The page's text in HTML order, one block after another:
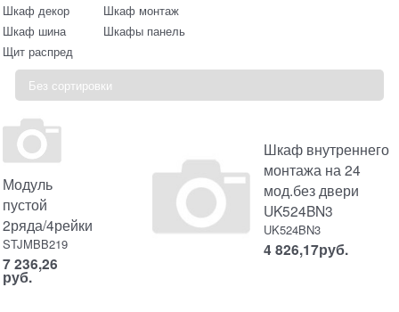
Шкаф декор
Шкаф монтаж
Шкаф шина
Шкафы панель
Щит распред
Модуль
пустой
2ряда/4рейки
STJMBB219
7 236,26
руб.
Шкаф внутреннего
монтажа на 24
мод.без двери
UK524BN3
UK524BN3
4 826,17руб.